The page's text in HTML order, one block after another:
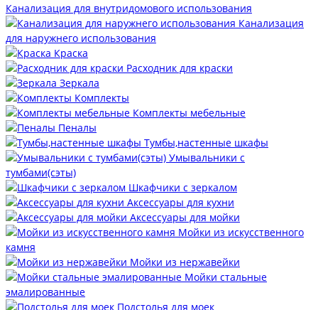
Канализация для внутридомового использования
Канализация
для наружнего использования
Краска
Расходник для краски
Зеркала
Комплекты
Комплекты мебельные
Пеналы
Тумбы,настенные шкафы
Умывальники с
тумбами(сэты)
Шкафчики с зеркалом
Аксессуары для кухни
Аксессуары для мойки
Мойки из искусственного
камня
Мойки из нержавейки
Мойки стальные
эмалированные
Подстолья для моек